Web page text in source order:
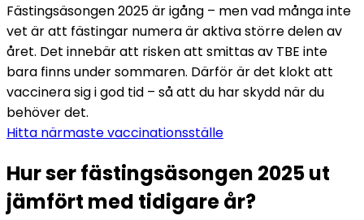
Fästingsäsongen 2025 är igång – men vad många inte
vet är att fästingar numera är aktiva större delen av
året. Det innebär att risken att smittas av TBE inte
bara finns under sommaren. Därför är det klokt att
vaccinera sig i god tid – så att du har skydd när du
behöver det.
Hitta närmaste vaccinationsställe
Hur ser fästingsäsongen 2025 ut
jämfört med tidigare år?